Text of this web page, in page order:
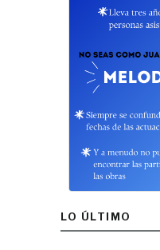
LO ÚLTIMO